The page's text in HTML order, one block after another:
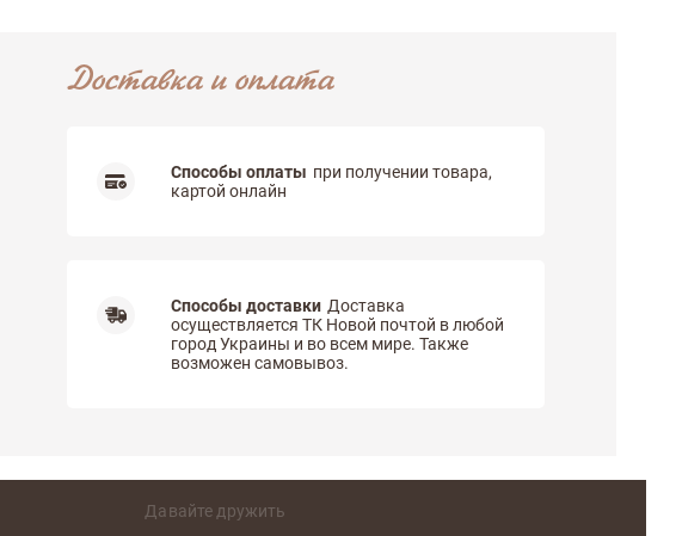
Доставка и оплата
Способы оплаты при получении товара,
картой онлайн
Способы доставки Доставка
осуществляется ТК Новой почтой в любой
город Украины и во всем мире. Также
возможен самовывоз.
Давайте дружить